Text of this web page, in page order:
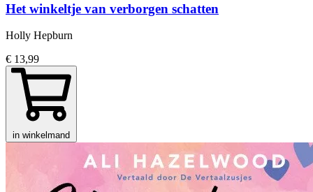
Het winkeltje van verborgen schatten
Holly Hepburn
€ 13,99
in winkelmand